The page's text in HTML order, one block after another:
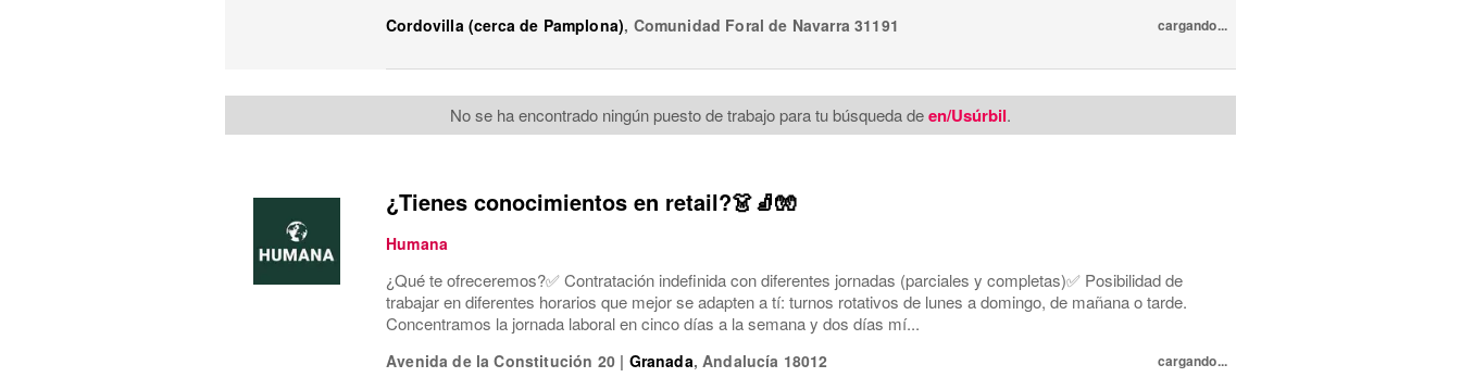
Cordovilla (cerca de Pamplona), Comunidad Foral de Navarra 31191 cargando...
No se ha encontrado ningún puesto de trabajo para tu búsqueda deen/Usúrbil.
¿Tienes conocimientos en retail?👗🧦🧤
Humana
¿Qué te ofreceremos?✅ Contratación indefinida con diferentes jornadas (parciales y completas)✅ Posibilidad de
trabajar en diferentes horarios que mejor se adapten a tí: turnos rotativos de lunes a domingo, de mañana o tarde.
Concentramos la jornada laboral en cinco días a la semana y dos días mí...
Avenida de la Constitución 20 | Granada,Andalucía 18012 cargando...